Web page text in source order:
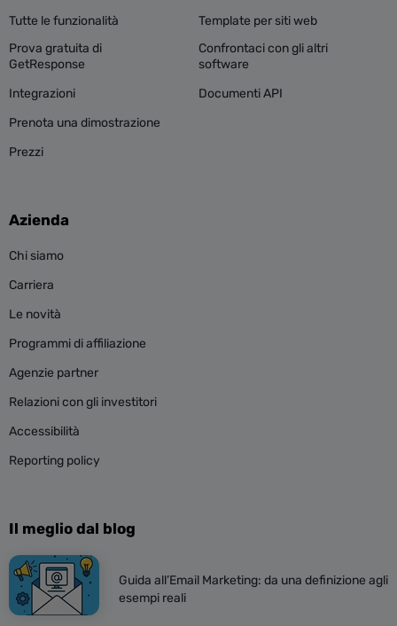
Tutte le funzionalità
Prova gratuita di
GetResponse
Integrazioni
Prenota una dimostrazione
Prezzi
Template per siti web
Confrontaci con gli altri
software
Documenti API
Azienda
Chi siamo
Carriera
Le novità
Programmi di affiliazione
Agenzie partner
Relazioni con gli investitori
Accessibilità
Reporting policy
Il meglio dal blog
Guida all’Email Marketing: da una definizione agli
esempi reali